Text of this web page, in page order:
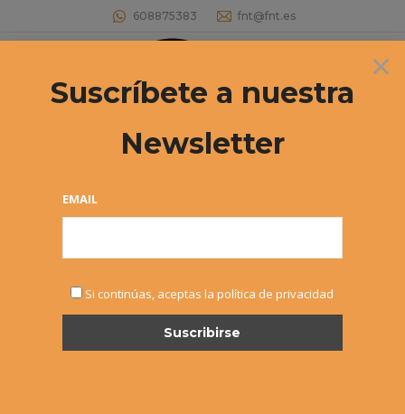
608875383 fnt@fnt.es
Buscar:
Archives: MASTER JUNIOR
MASTER JUNIOR
¡No hay eventos!
×
Suscríbete a nuestra
Newsletter
EMAIL
Si continúas, aceptas la política de privacidad